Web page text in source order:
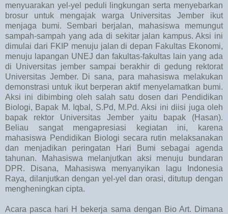
menyuarakan yel-yel peduli lingkungan serta menyebarkan
brosur untuk mengajak warga Universitas Jember ikut
menjaga bumi. Sembari berjalan, mahasiswa memungut
sampah-sampah yang ada di sekitar jalan kampus. Aksi ini
dimulai dari FKIP menuju jalan di depan Fakultas Ekonomi,
menuju lapangan UNEJ dan fakultas-fakultas lain yang ada
di Universitas jember sampai berakhir di gedung rektorat
Universitas Jember. Di sana, para mahasiswa melakukan
demonstrasi untuk ikut berperan aktif menyelamatkan bumi.
Aksi ini dibimbing oleh salah satu dosen dari Pendidikan
Biologi, Bapak M. Iqbal, S.Pd, M.Pd. Aksi ini diisi juga oleh
bapak rektor Universitas Jember yaitu bapak (Hasan).
Beliau sangat mengapresiasi kegiatan ini, karena
mahasiswa Pendidikan Biologi secara rutin melaksanakan
dan menjadikan peringatan Hari Bumi sebagai agenda
tahunan. Mahasiswa melanjutkan aksi menuju bundaran
DPR. Disana, Mahasiswa menyanyikan lagu Indonesia
Raya, dilanjutkan dengan yel-yel dan orasi, ditutup dengan
mengheningkan cipta.
Acara pasca hari H bekerja sama dengan Bio Art. Dimana